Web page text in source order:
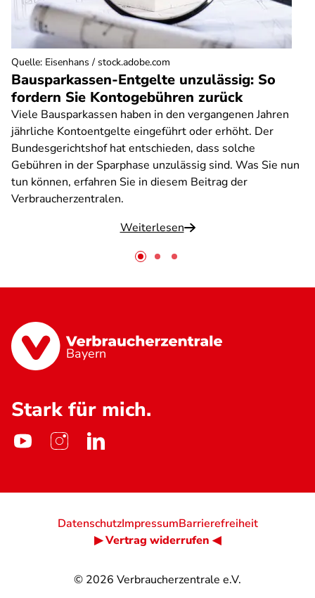
Bausparkassen-Entgelte unzulässig: So
fordern Sie Kontogebühren zurück
Viele Bausparkassen haben in den vergangenen Jahren
jährliche Kontoentgelte eingeführt oder erhöht. Der
Bundesgerichtshof hat entschieden, dass solche
Gebühren in der Sparphase unzulässig sind. Was Sie nun
tun können, erfahren Sie in diesem Beitrag der
Verbraucherzentralen.
Weiterlesen
Quelle: Eisenhans / stock.adobe.com
Bayern
Stark für mich.
© 2026 Verbraucherzentrale e.V.
DatenschutzImpressumBarrierefreiheit
▶ Vertrag widerrufen ◀